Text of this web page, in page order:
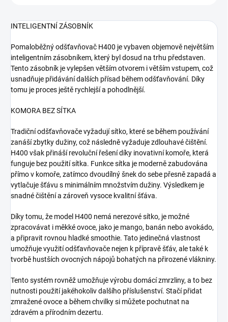
INTELIGENTNÍ ZÁSOBNÍK
Pomaloběžný odšťavňovač H400 je vybaven objemově největším
inteligentním zásobníkem, který byl dosud na trhu představen.
Tento zásobník je vylepšen větším otvorem i větším vstupem, což
usnadňuje přidávání dalších přísad během odšťavňování. Díky
tomu je proces ještě rychlejší a pohodlnější.
KOMORA BEZ SÍTKA
Tradiční odšťavňovače vyžadují sítko, které se během používání
zanáší zbytky dužiny, což následně vyžaduje zdlouhavé čištění.
H400 však přináší revoluční řešení díky inovativní komoře, která
funguje bez použití sítka. Funkce sítka je moderně zabudována
přímo v komoře, zatímco dvoudílný šnek do sebe přesně zapadá a
vytlačuje šťávu s minimálním množstvím dužiny. Výsledkem je
snadné čištění a zároveň vysoce kvalitní šťáva.
Díky tomu, že model H400 nemá nerezové sítko, je možné
zpracovávat i měkké ovoce, jako je mango, banán nebo avokádo,
a připravit rovnou hladké smoothie. Tato jedinečná vlastnost
umožňuje využití odšťavňovače nejen k přípravě šťáv, ale také k
tvorbě hustších ovocných nápojů bohatých na přirozené vlákniny.
Tento systém rovněž umožňuje výrobu domácí zmrzliny, a to bez
nutnosti použití jakéhokoliv dalšího příslušenství. Stačí přidat
zmražené ovoce a během chvilky si můžete pochutnat na
zdravém a přírodním dezertu.